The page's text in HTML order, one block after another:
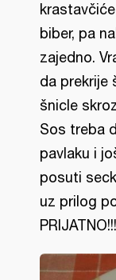
biber, pa
zajedno.
da prekrije
šnicle
Sos treba
pavlaku i
posuti
uz prilog
PRIJATNO!!!